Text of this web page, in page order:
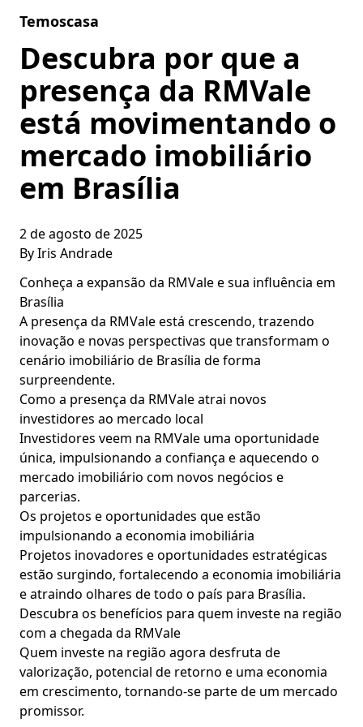
Temoscasa
Descubra por que a
presença da RMVale
está movimentando o
mercado imobiliário
em Brasília
2 de agosto de 2025
ByIris Andrade
Conheça a expansão da RMVale e sua influência em
Brasília
A presença da RMVale está crescendo, trazendo
inovação e novas perspectivas que transformam o
cenário imobiliário de Brasília de forma
surpreendente.
Como a presença da RMVale atrai novos
investidores ao mercado local
Investidores veem na RMVale uma oportunidade
única, impulsionando a confiança e aquecendo o
mercado imobiliário com novos negócios e
parcerias.
Os projetos e oportunidades que estão
impulsionando a economia imobiliária
Projetos inovadores e oportunidades estratégicas
estão surgindo, fortalecendo a economia imobiliária
e atraindo olhares de todo o país para Brasília.
Descubra os benefícios para quem investe na região
com a chegada da RMVale
Quem investe na região agora desfruta de
valorização, potencial de retorno e uma economia
em crescimento, tornando-se parte de um mercado
promissor.